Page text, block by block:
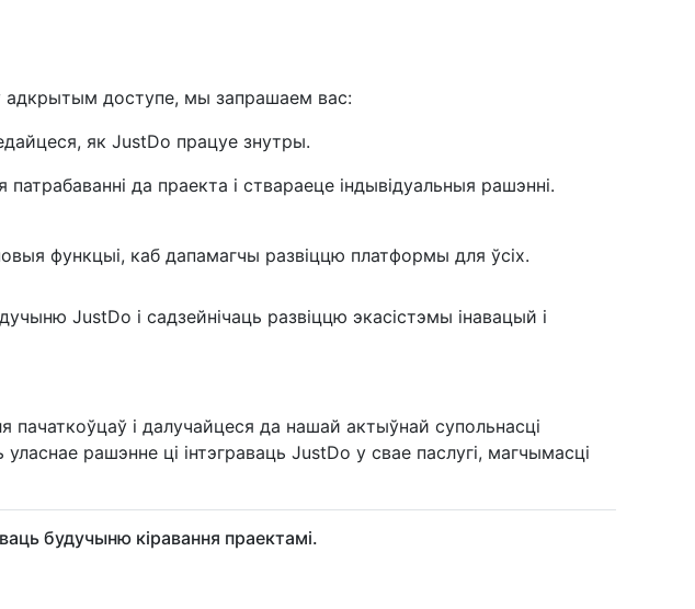
адкрытым доступе, мы запрашаем вас:
як JustDo працуе знутры.
да праекта і ствараеце індывідуальныя рашэнні.
функцыі, каб дапамагчы развіццю платформы для ўсіх.
JustDo і садзейнічаць развіццю экасістэмы інавацый і
і далучайцеся да нашай актыўнай супольнасці
рашэнне ці інтэграваць JustDo у свае паслугі, магчымасці
будучыню кіравання праектамі.